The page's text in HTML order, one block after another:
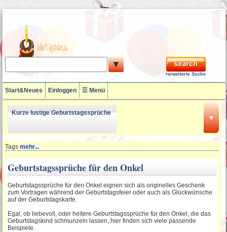
▼
+erweiterte Suche
Start&Neues Einloggen ☰ Menü
▼
Kurze lustige Geburtstagssprüche
18 Geburtstagssprüche
50ten
60. Geburtstagssprüche
Tagsmehr...
Geburtstagssprüche für den Onkel
Geburtstagssprüche für den Onkel eignen sich als originelles Geschenk
zum Vortragen während der Geburtstagsfeier oder auch als Glückwünsche
auf der Geburtstagskarte.
Egal, ob liebevoll, oder heitere Geburtstagssprüche für den Onkel, die das
Geburtstagskind schmunzeln lassen, hier finden sich viele passende
Beispiele.